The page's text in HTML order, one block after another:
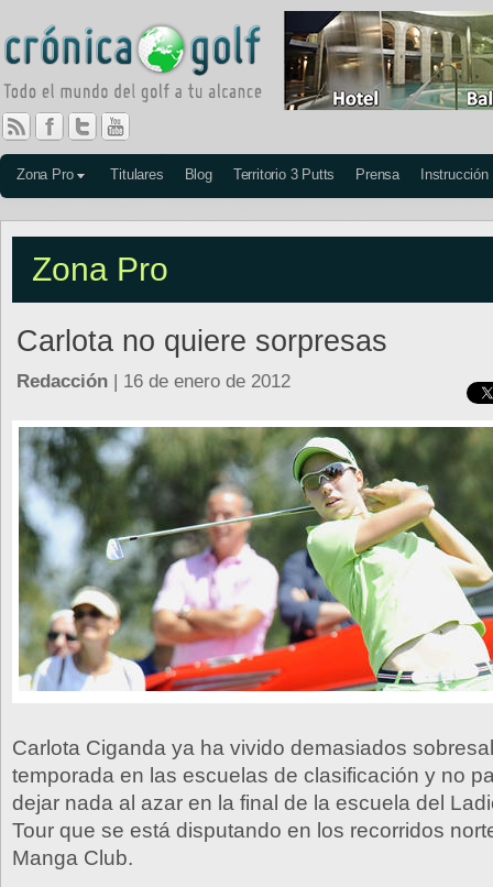
Zona Pro Titulares Blog Territorio 3 Putts Prensa Instrucción
Zona Pro
Carlota no quiere sorpresas
Redacción | 16 de enero de 2012
Carlota Ciganda ya ha vivido demasiados
temporada en las escuelas de clasificación y no
dejar nada al azar en la final de la escuela del
Tour que se está disputando en los recorridos
Manga Club.